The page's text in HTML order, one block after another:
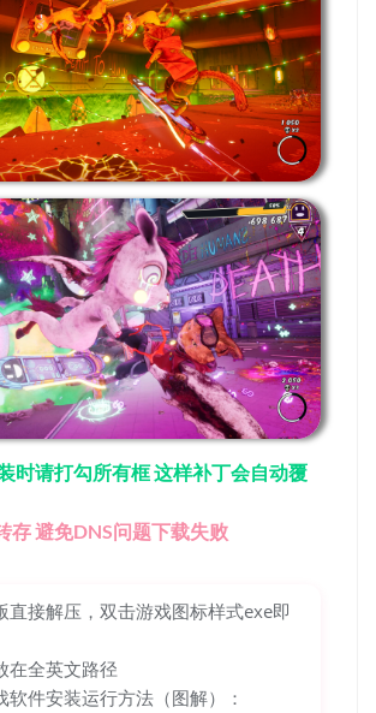
时请打勾所有框 这样补丁会自动覆
存 避免DNS问题下载失败
直接解压，双击游戏图标样式exe即
在全英文路径
软件安装运行方法（图解）：